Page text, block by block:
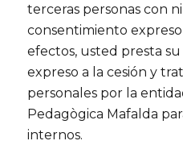
terceras personas con
consentimiento
efectos, usted presta
expreso a la cesión y
personales por la
Pedagògica Mafalda
internos.